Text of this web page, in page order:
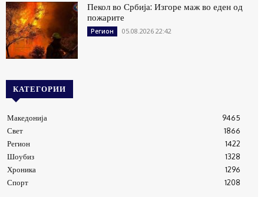
Пекол во Србија: Изгоре маж во еден од
пожарите
Регион 05.08.2026 22:42
КАТЕГОРИИ
Македонија
9465
Свет
1866
Регион
1422
Шоубиз
1328
Хроника
1296
Спорт
1208